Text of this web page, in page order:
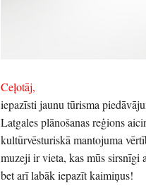
Ceļotāj,
iepazīsti jaunu tūrisma
Latgales plānošanas reģions
kultūrvēsturiskā mantojuma
muzeji ir vieta, kas mūs sirsnīgi
bet arī labāk iepazīt kaimiņus!